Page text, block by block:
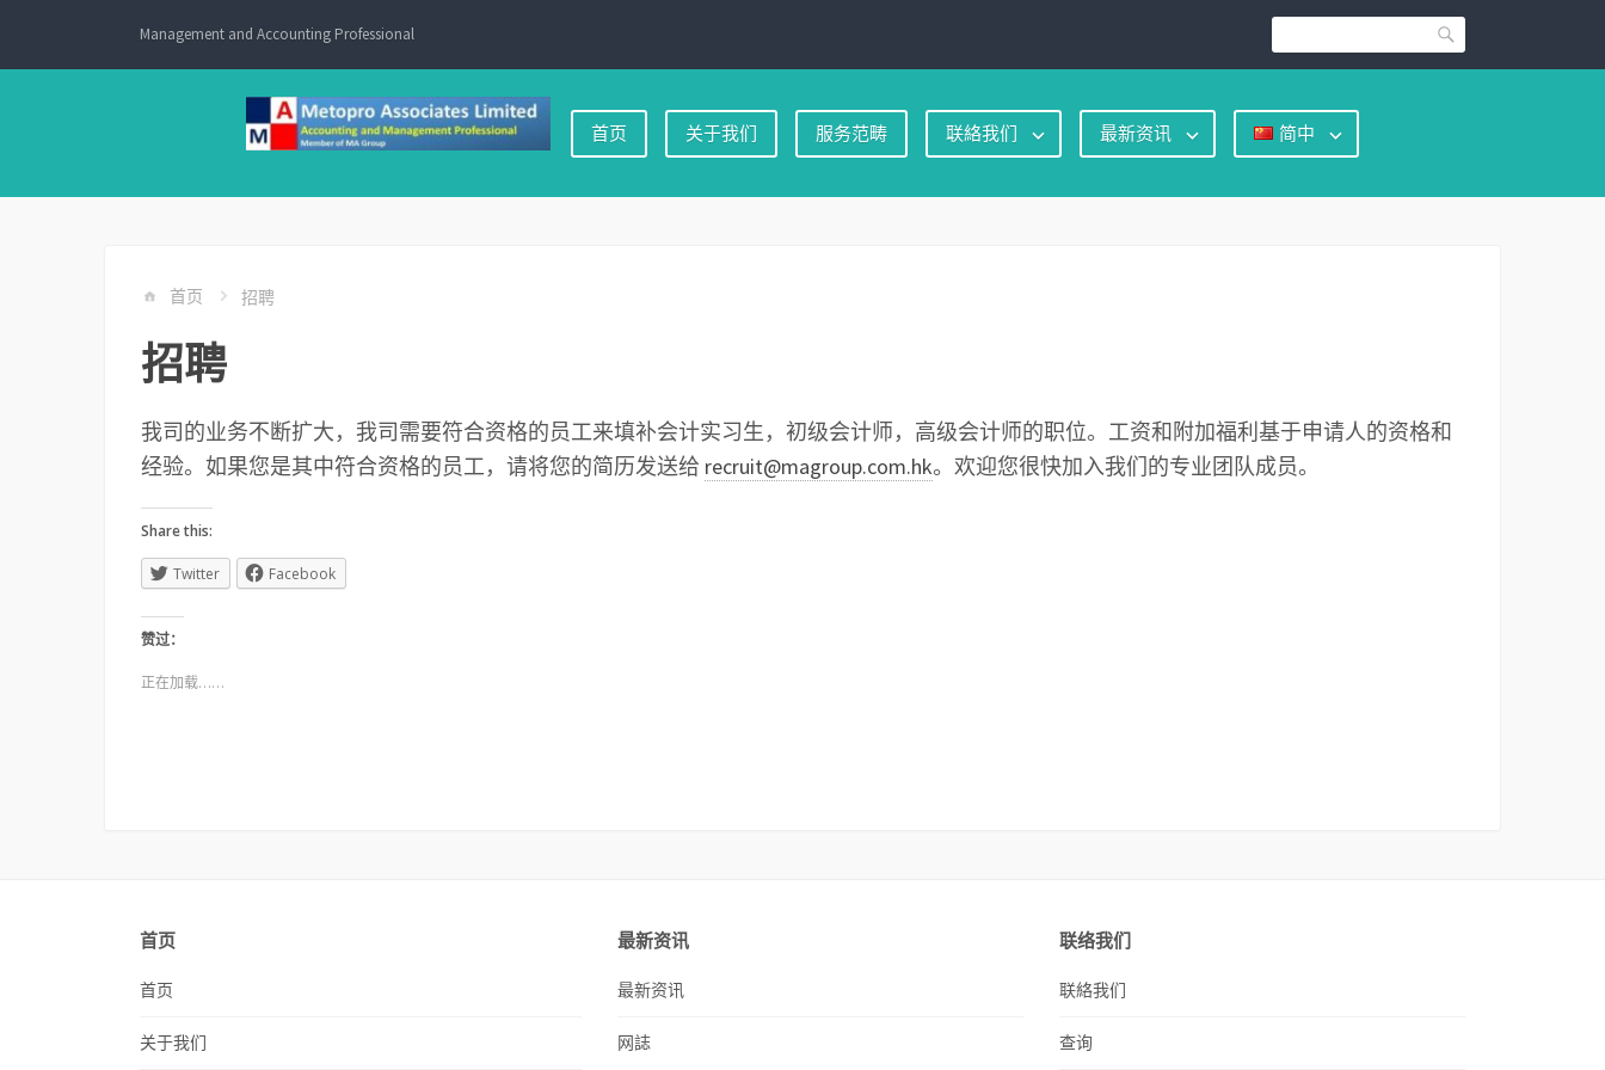
content
Management and Accounting Professional Search
首页 关于我们 服务范畴 联絡我们 最新资讯 简中
首页 招聘
招聘
我司的业务不断扩大，我司需要符合资格的员工来填补会计实习生，初级会计师，高级会计师的职位。工资和附加福利基于申请人的资格和
经验。如果您是其中符合资格的员工，请将您的简历发送给 recruit@magroup.com.hk。欢迎您很快加入我们的专业团队成员。
Share this:
Twitter Facebook
赞过：
正在加载……
首页
首页
关于我们
最新资讯
最新资讯
网誌
联络我们
联絡我们
查询